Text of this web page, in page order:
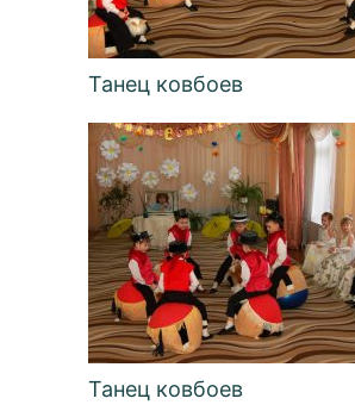
Танец ковбоев
Танец ковбоев